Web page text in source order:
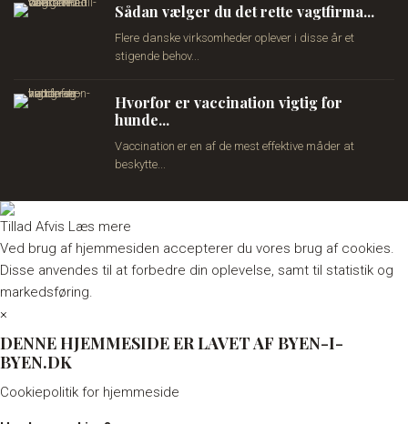
Sådan vælger du det rette vagtfirma...
Flere danske virksomheder oplever i disse år et
stigende behov...
Hvorfor er vaccination vigtig for
hunde...
Vaccination er en af de mest effektive måder at
beskytte...
Tillad Afvis Læs mere
Ved brug af hjemmesiden accepterer du vores brug af cookies.
Disse anvendes til at forbedre din oplevelse, samt til statistik og
markedsføring.
×
DENNE HJEMMESIDE ER LAVET AF BYEN-I-
BYEN.DK
Cookiepolitik for hjemmeside